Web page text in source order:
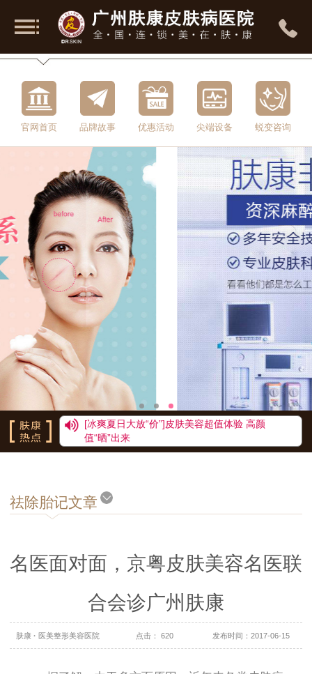
官网首页 品牌故事 优惠活动 尖端设备 蜕变咨询
祛疤援助30% 880元祛斑（网络预约免皮肤检查费用）
[冰爽夏日大放“价”]皮肤美容超值体验 高颜值“晒”出来
祛疤援助30% 880元祛斑（网络预约免皮肤检查费用）
[冰爽夏日大放“价”]皮肤美容超值体验 高颜
值“晒”出来
祛疤援助30% 880元祛斑（网络预约免皮肤检查费用）
[冰爽夏日大放“价”]皮肤美容超值体验 高颜值“晒”出来
祛疤援助30% 880元祛斑（网络预约免皮肤检查费用）
祛疤援助30% 880元祛斑（网络预约免皮肤检查费用）
[冰爽夏日大放“价”]皮肤美容超值体验 高颜值“晒”出来
[冰爽夏日大放“价”]皮肤美容超值体验 高颜值“晒”出来
祛疤援助30% 880元祛斑（网络预约免皮肤检查费用）
[冰爽夏日大放“价”]皮肤美容超值体验 高颜值“晒”出来
祛疤援助30% 880元祛斑（网络预约免皮肤检查费用）
[冰爽夏日大放“价”]皮肤美容超值体验 高颜值“晒”出来
祛除胎记文章
名医面对面，京粤皮肤美容名医联
合会诊广州肤康
肤康· 医美整形美容医院 点击： 620 发布时间：2017-06-15